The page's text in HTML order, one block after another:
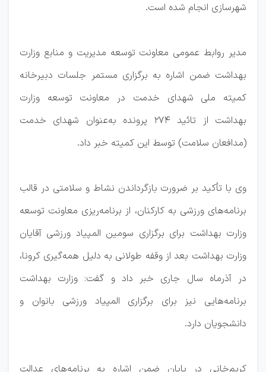
شهرسازی انجام شده است.
مدیر روابط عمومی معاونت توسعه مدیریت و منابع وزارت
بهداشت ضمن اشاره به برگزاری مستمر جلسات دبیرخانه
کمیته ملی شهدای خدمت در معاونت توسعه وزارت
بهداشت از تائید ۲۷۴ پرونده به‌عنوان شهدای خدمت
(مدافعان سلامت) توسط این کمیته خبر داد.
وی با تأکید بر ضرورت بازگرداندن نشاط و سلامتی در قالب
برنامه‌های ورزشی به کارکنان، از برنامه‌ریزی معاونت توسعه
وزارت بهداشت برای برگزاری سومین المپیاد ورزشی آقایان
وزارت بهداشت بعد از وقفه طولانی به دلیل همه‌گیری کرونا،
در آذرماه سال جاری خبر داد و گفت: وزارت بهداشت
برنامه‌هایی نیز برای برگزاری المپیاد ورزشی بانوان و
دانشجویان دارد.
کریم‌خانی در پایان ضمن اشاره به برنامه‌های عدالت